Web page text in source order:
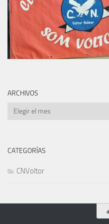
ARCHIVOS
Archivos
CATEGORÍAS
CNVoltor